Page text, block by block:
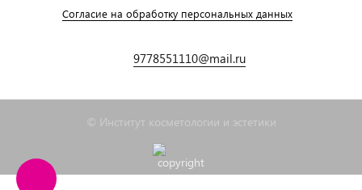
Согласие на обработку персональных данных
9778551110@mail.ru
© Институт косметологии и эстетики